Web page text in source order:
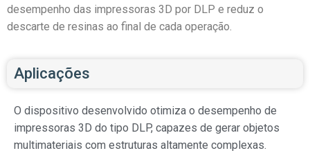
desempenho das impressoras 3D por DLP e reduz o
descarte de resinas ao final de cada operação.
Aplicações
O dispositivo desenvolvido otimiza o desempenho de
impressoras 3D do tipo DLP, capazes de gerar objetos
multimateriais com estruturas altamente complexas.